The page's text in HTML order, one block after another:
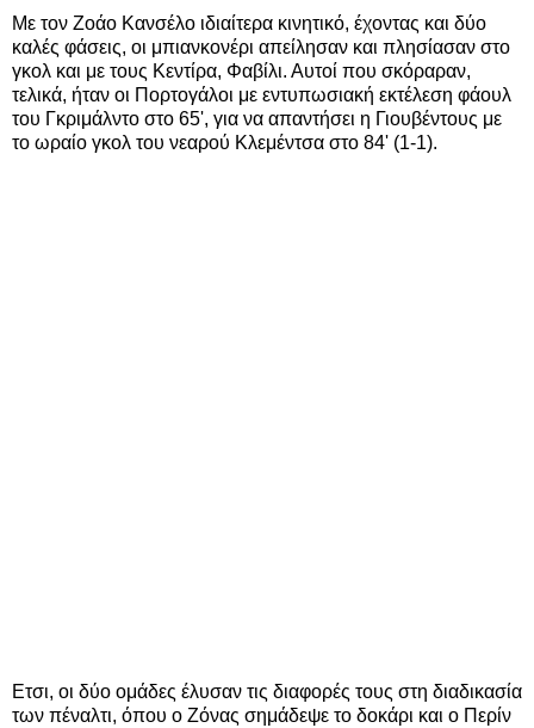
Με τον Ζοάο Κανσέλο ιδιαίτερα κινητικό, έχοντας και δύο
καλές φάσεις, οι μπιανκονέρι απείλησαν και πλησίασαν στο
γκολ και με τους Κεντίρα, Φαβίλι. Αυτοί που σκόραραν,
τελικά, ήταν οι Πορτογάλοι με εντυπωσιακή εκτέλεση φάουλ
του Γκριμάλντο στο 65', για να απαντήσει η Γιουβέντους με
το ωραίο γκολ του νεαρού Κλεμέντσα στο 84' (1-1).
Ετσι, οι δύο ομάδες έλυσαν τις διαφορές τους στη διαδικασία
των πέναλτι, όπου ο Ζόνας σημάδεψε το δοκάρι και ο Περίν